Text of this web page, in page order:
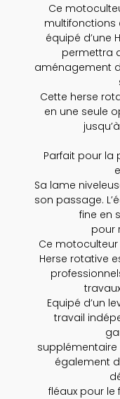
Ce
multifonctions
équipé d’une
permettra
aménagement
Cette herse
en une seule
Parfait pour la
Sa lame
son passage.
fine en
pour
Ce motoculteur
Herse rotative
Equipé d’un
travail
supplémentaire
également
fléaux pour